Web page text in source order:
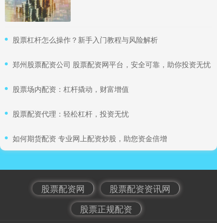
​股票杠杆怎么操作？新手入门教程与风险解析
​郑州股票配资公司 股票配资网平台，安全可靠，助你投资无忧
​股票场内配资：杠杆撬动，财富增值
​股票配资代理：轻松杠杆，投资无忧
​如何期货配资 专业网上配资炒股，助您资金倍增
股票配资网
股票配资资讯网
股票正规配资